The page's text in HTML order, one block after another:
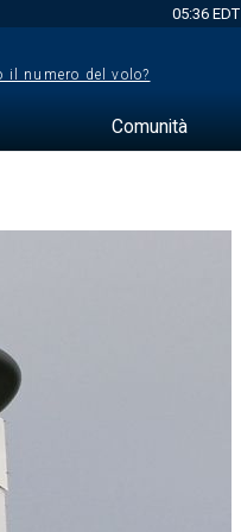
05:36 EDT
il numero del volo?
Comunità